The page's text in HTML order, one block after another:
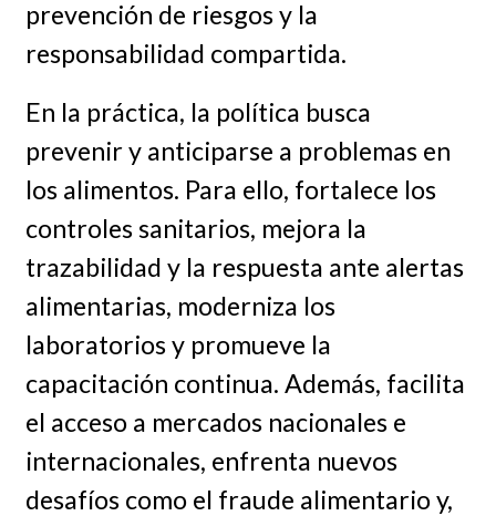
prevención de riesgos y la
responsabilidad compartida.
En la práctica, la política busca
prevenir y anticiparse a problemas en
los alimentos. Para ello, fortalece los
controles sanitarios, mejora la
trazabilidad y la respuesta ante alertas
alimentarias, moderniza los
laboratorios y promueve la
capacitación continua. Además, facilita
el acceso a mercados nacionales e
internacionales, enfrenta nuevos
desafíos como el fraude alimentario y,